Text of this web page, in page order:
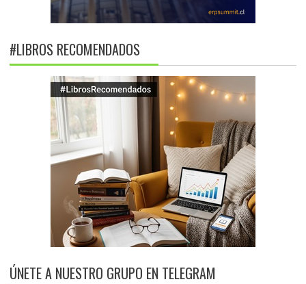
#LIBROS RECOMENDADOS
ÚNETE A NUESTRO GRUPO EN TELEGRAM